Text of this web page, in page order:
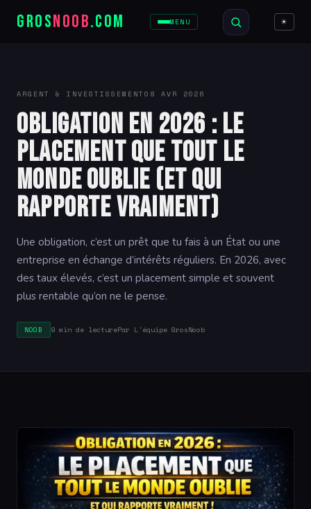
GROSNOOB.COM MENU ☀
ARGENT & INVESTISSEMENT 08 AVR 2026
Obligation en 2026 : le
placement que tout le
monde oublie (et qui
rapporte vraiment)
Une obligation, c’est un prêt que tu fais à un État ou une
entreprise en échange d’intérêts réguliers. En 2026, avec
des taux élevés, c’est un placement simple et souvent
plus rentable qu’on ne le pense.
NOOB 9 min de lecturePar L'équipe GrosNoob